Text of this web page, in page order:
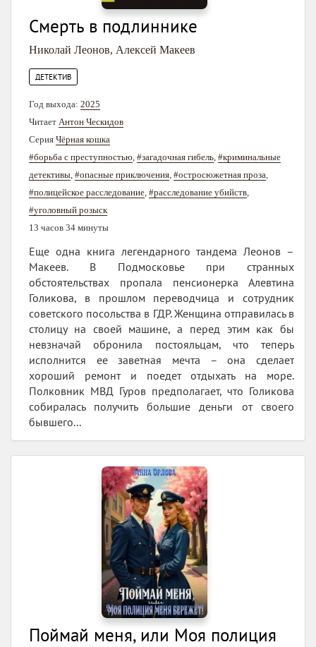
Смерть в подлиннике
Николай Леонов, Алексей Макеев
ДЕТЕКТИВ
Год выхода: 2025
Читает Антон Ческидов
Серия Чёрная кошка
#борьба с преступностью, #загадочная гибель, #криминальные
детективы, #опасные приключения, #остросюжетная проза,
#полицейское расследование, #расследование убийств,
#уголовный розыск
13 часов 34 минуты
Еще одна книга легендарного тандема Леонов –
Макеев. В Подмосковье при странных
обстоятельствах пропала пенсионерка Алевтина
Голикова, в прошлом переводчица и сотрудник
советского посольства в ГДР. Женщина отправилась в
столицу на своей машине, а перед этим как бы
невзначай обронила постояльцам, что теперь
исполнится ее заветная мечта – она сделает
хороший ремонт и поедет отдыхать на море.
Полковник МВД Гуров предполагает, что Голикова
собиралась получить большие деньги от своего
бывшего...
Поймай меня, или Моя полиция